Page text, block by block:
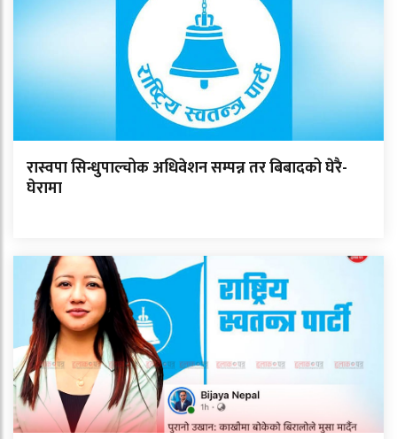
रास्वपा सिन्धुपाल्चोक अधिवेशन सम्पन्न तर बिबादको घेरै-
घेरामा